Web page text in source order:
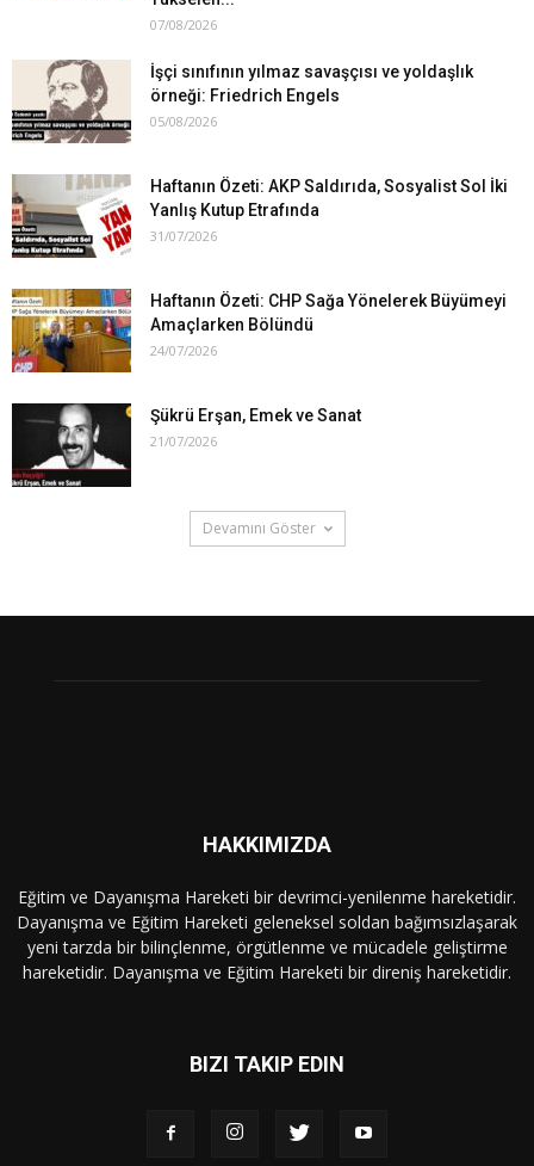
07/08/2026
İşçi sınıfının yılmaz savaşçısı ve yoldaşlık
örneği: Friedrich Engels
05/08/2026
Haftanın Özeti: AKP Saldırıda, Sosyalist Sol İki
Yanlış Kutup Etrafında
31/07/2026
Haftanın Özeti: CHP Sağa Yönelerek Büyümeyi
Amaçlarken Bölündü
24/07/2026
Şükrü Erşan, Emek ve Sanat
21/07/2026
Devamını Göster
HAKKIMIZDA
Eğitim ve Dayanışma Hareketi bir devrimci-yenilenme hareketidir.
Dayanışma ve Eğitim Hareketi geleneksel soldan bağımsızlaşarak
yeni tarzda bir bilinçlenme, örgütlenme ve mücadele geliştirme
hareketidir. Dayanışma ve Eğitim Hareketi bir direniş hareketidir.
BIZI TAKIP EDIN